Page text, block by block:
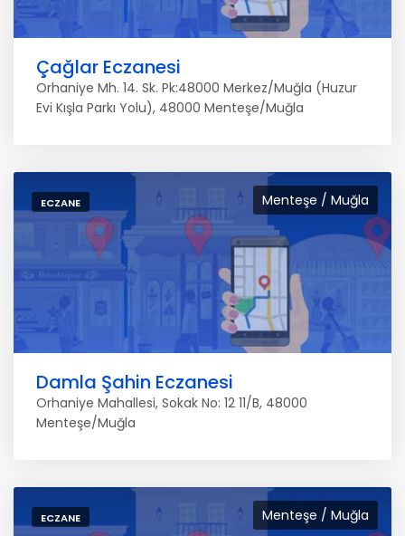
Çağlar Eczanesi
Orhaniye Mh. 14. Sk. Pk:48000 Merkez/Muğla (Huzur
Evi Kışla Parkı Yolu), 48000 Menteşe/Muğla
Menteşe / Muğla
ECZANE
Damla Şahin Eczanesi
Orhaniye Mahallesi, Sokak No: 12 11/B, 48000
Menteşe/Muğla
Menteşe / Muğla
ECZANE